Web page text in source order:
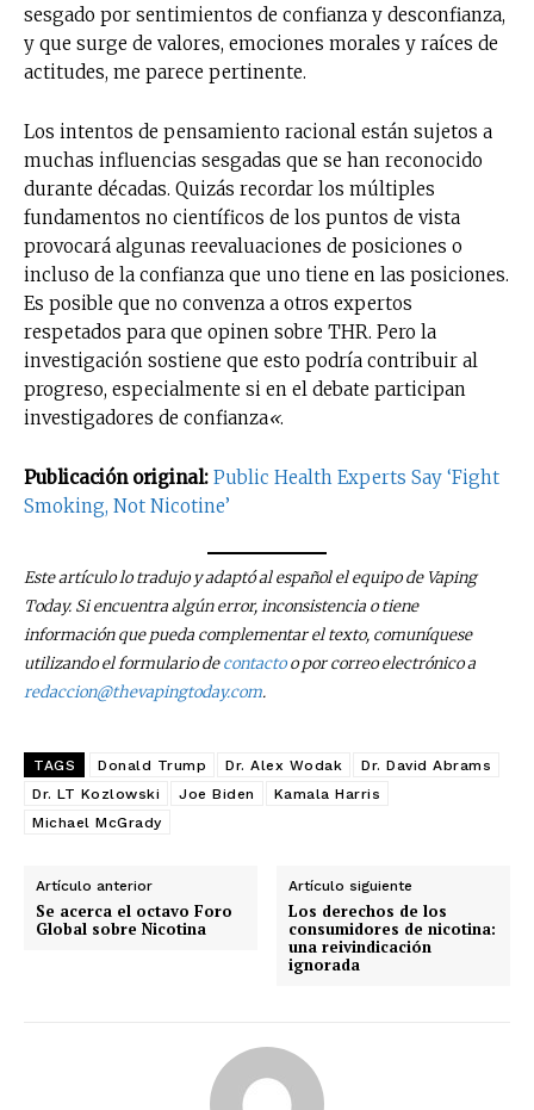
No te pierdas de las
últimas noticias
Suscríbete a nuestro boletín diario y
recibe todas las noticias del vapeo y la
Subscribe to our daily clipping and
receive all the news of vaping and
tobacco harm reduction in your email.
sesgado por sentimientos de confianza y desconfianza,
y que surge de valores, emociones morales y raíces de
actitudes, me parece pertinente.
Los intentos de pensamiento racional están sujetos a
muchas influencias sesgadas que se han reconocido
durante décadas. Quizás recordar los múltiples
fundamentos no científicos de los puntos de vista
provocará algunas reevaluaciones de posiciones o
incluso de la confianza que uno tiene en las posiciones.
Es posible que no convenza a otros expertos
respetados para que opinen sobre THR. Pero la
investigación sostiene que esto podría contribuir al
progreso, especialmente si en el debate participan
investigadores de confianza«.
Publicación original: Public Health Experts Say ‘Fight
Smoking, Not Nicotine’
Este artículo lo tradujo y adaptó al español el equipo de Vaping
Today. Si encuentra algún error, inconsistencia o tiene
información que pueda complementar el texto, comuníquese
utilizando el formulario decontactoo por correo electrónico a
redaccion@thevapingtoday.com.
TAGS Donald Trump Dr. Alex Wodak
Dr. David Abrams
Dr. LT Kozlowski
Joe Biden
Kamala Harris
Michael McGrady
Artículo anterior
Se acerca el octavo Foro
Global sobre Nicotina
Artículo siguiente
Los derechos de los
consumidores de nicotina:
una reivindicación
ignorada